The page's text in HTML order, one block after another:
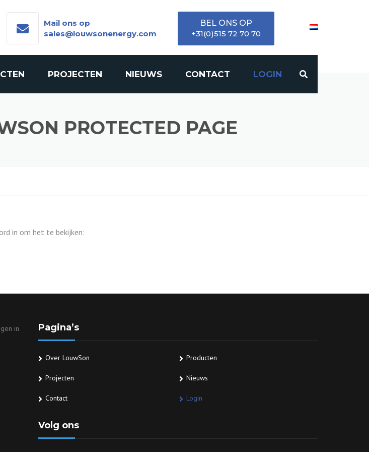
Mail ons op
sales@louwsonenergy.com
BEL ONS OP
+31(0)515 72 70 70
SETS
KATALYSATOREN
PROJECTEN NIEUWS CONTACT LOGIN
PROTECTED PAGE
in om het te bekijken:
in
Pagina’s
Over LouwSon Producten
Projecten Nieuws
Contact Login
Volg ons